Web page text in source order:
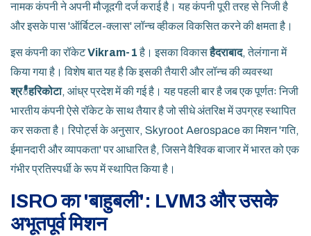
नामक कंपनी ने अपनी मौजूदगी दर्ज कराई है। यह कंपनी पूरी तरह से निजी है
और इसके पास 'ऑर्बिटल-क्लास' लॉन्च व्हीकल विकसित करने की क्षमता है।
इस कंपनी का रॉकेटVikram-1है। इसका विकासहैदराबाद, तेलंगानामें
किया गया है। विशेष बात यह है कि इसकी तैयारी और लॉन्च की व्यवस्था
श्रీहरिकोटा, आंध्र प्रदेश में की गई है। यह पहली बार है जब एक पूर्णतः निजी
भारतीय कंपनी ऐसे रॉकेट के साथ तैयार है जो सीधे अंतरिक्ष में उपग्रह स्थापित
कर सकता है। रिपोर्ट्स के अनुसार, Skyroot Aerospace का मिशन 'गति,
ईमानदारी और व्यापकता' पर आधारित है, जिसने वैश्विक बाजार में भारत को एक
गंभीर प्रतिस्पर्धी के रूप में स्थापित किया है।
ISRO का 'बाहुबली': LVM3 और उसके
अभूतपूर्व मिशन